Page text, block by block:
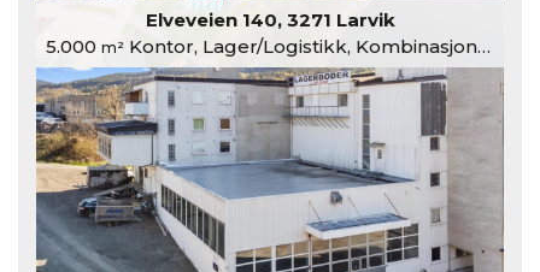
Elveveien 140, 3271 Larvik
5.000 m²Kontor, Lager/Logistikk, Kombinasjonslokaler